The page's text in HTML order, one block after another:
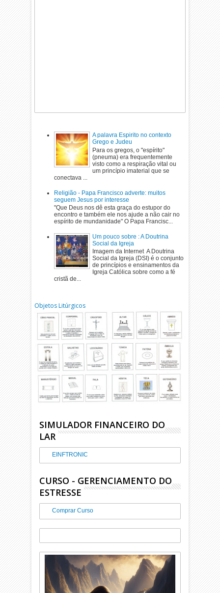
A palavra Espirito no contexto
Grego e Judeu
Para os gregos, o "espírito"
(pneuma) era frequentemente
visto como a respiração vital ou
um princípio imaterial que se
conectava ...
Religião - Papa Francisco adverte: muitos
seguem Jesus por interesse
"Que Deus nos dê esta graça do estupor do
encontro e também ele nos ajude a não cair no
espírito de mundanidade" O Papa Francisc...
Um pouco sobre : A Doutrina
Social da Igreja
Imagem da Internet A Doutrina
Social da Igreja (DSI) é o conjunto
de princípios e ensinamentos da
Igreja Católica sobre como a fé
cristã de...
Objetos Litúrgicos
SIMULADOR FINANCEIRO DO
LAR
EINFTRONIC
CURSO - GERENCIAMENTO DO
ESTRESSE
Comprar Curso